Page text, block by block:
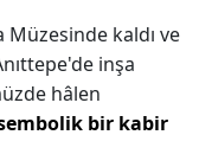
kaldı ve
inşa
hâlen
bir kabir